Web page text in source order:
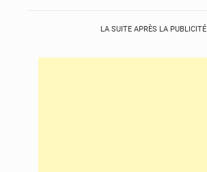
LA SUITE APRÈS LA PUBLICITÉ